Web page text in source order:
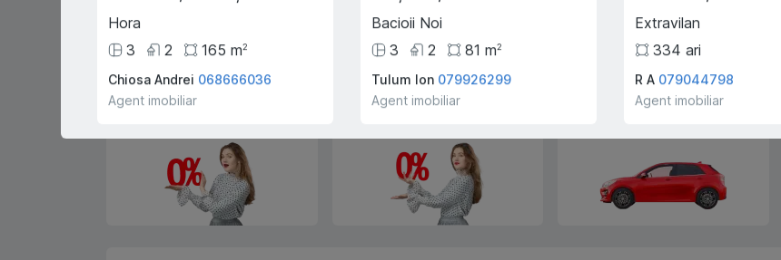
doar 10% prima rată
cumpărați acest apartament în
0% comision pentru
Înregistrare creditului ipotecar
Deplasarea cu transportul
Hora
3
2 165 m2
Chiosa Andrei 068666036
Agent imobiliar
Bacioii Noi
3
2 81 m2
Tulum Ion 079926299
Agent imobiliar
Extravilan
334 ari
R A 079044798
Agent imobiliar